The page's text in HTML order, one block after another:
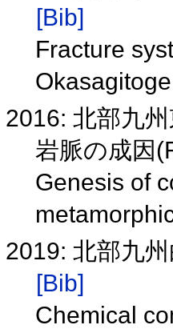
[Bib]
Fracture
2016: 北部九
岩脈の成因
Genesis of
2019: 北部九
[Bib]
Chemical